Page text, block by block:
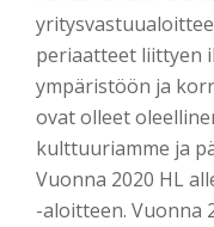
periaatteet liittyen
ympäristöön ja
ovat olleet
kulttuuriamme ja
Vuonna 2020 HL
-aloitteen. Vuonna